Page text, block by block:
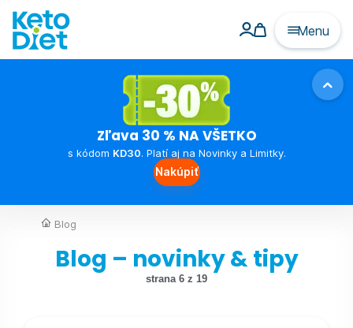
Menu
Zľava 30 % NA VŠETKO
s kódom KD30. Platí aj na Novinky a Limitky.
Nakúpiť
Blog
Blog – novinky & tipy
strana 6 z 19